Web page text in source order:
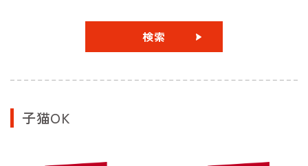
検索
子猫OK